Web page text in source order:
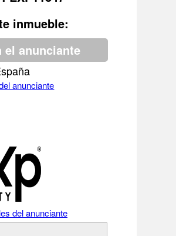
inmueble:
el anunciante
anunciante
del anunciante